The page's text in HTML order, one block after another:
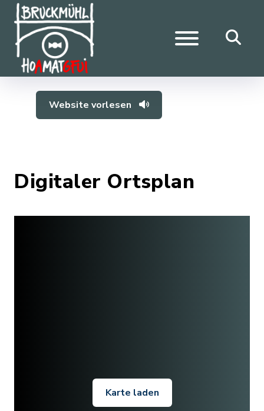
Website vorlesen
Digitaler Ortsplan
Karte laden